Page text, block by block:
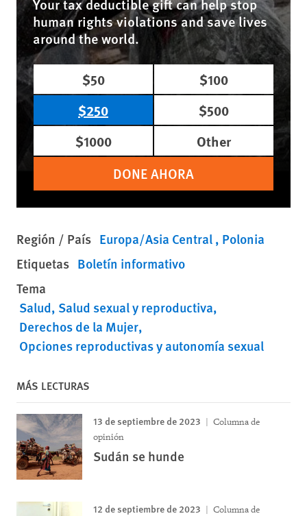
Your tax deductible gift can help stop
human rights violations and save lives
around the world.
$50
$100
$250
$500
$1000
Other
DONE AHORA
Región / País Europa/Asia Central Polonia
Etiquetas Boletín informativo
Tema
Salud Salud sexual y reproductiva
Derechos de la Mujer
Opciones reproductivas y autonomía sexual
MÁS LECTURAS
13 de septiembre de 2023
Columna de
opinión
Sudán se hunde
12 de septiembre de 2023
Columna de